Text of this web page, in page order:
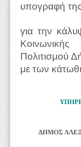
υπογραφή
για την
Κοινωνικής
Πολιτισμού
με των
ΔΗΜΟΣ